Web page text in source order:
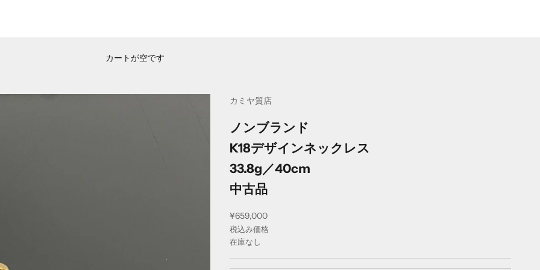
カートが空です
カミヤ質店
ノンブランド
K18デザインネックレス
33.8g／40cm
中古品
セール価格
¥659,000
税込み価格
在庫なし